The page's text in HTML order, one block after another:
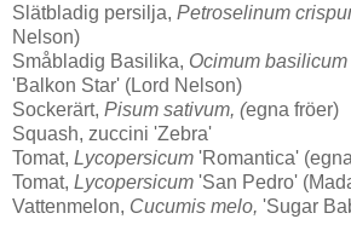
Slätbladig persilja, Petroselinum
Nelson)
Småbladig Basilika, Ocimum
'Balkon Star' (Lord Nelson)
Sockerärt, Pisum sativum, (egna fröer)
Squash, zuccini 'Zebra'
Tomat, Lycopersicum 'Romantica'
Tomat, Lycopersicum 'San Pedro'
Vattenmelon, Cucumis melo, 'Sugar